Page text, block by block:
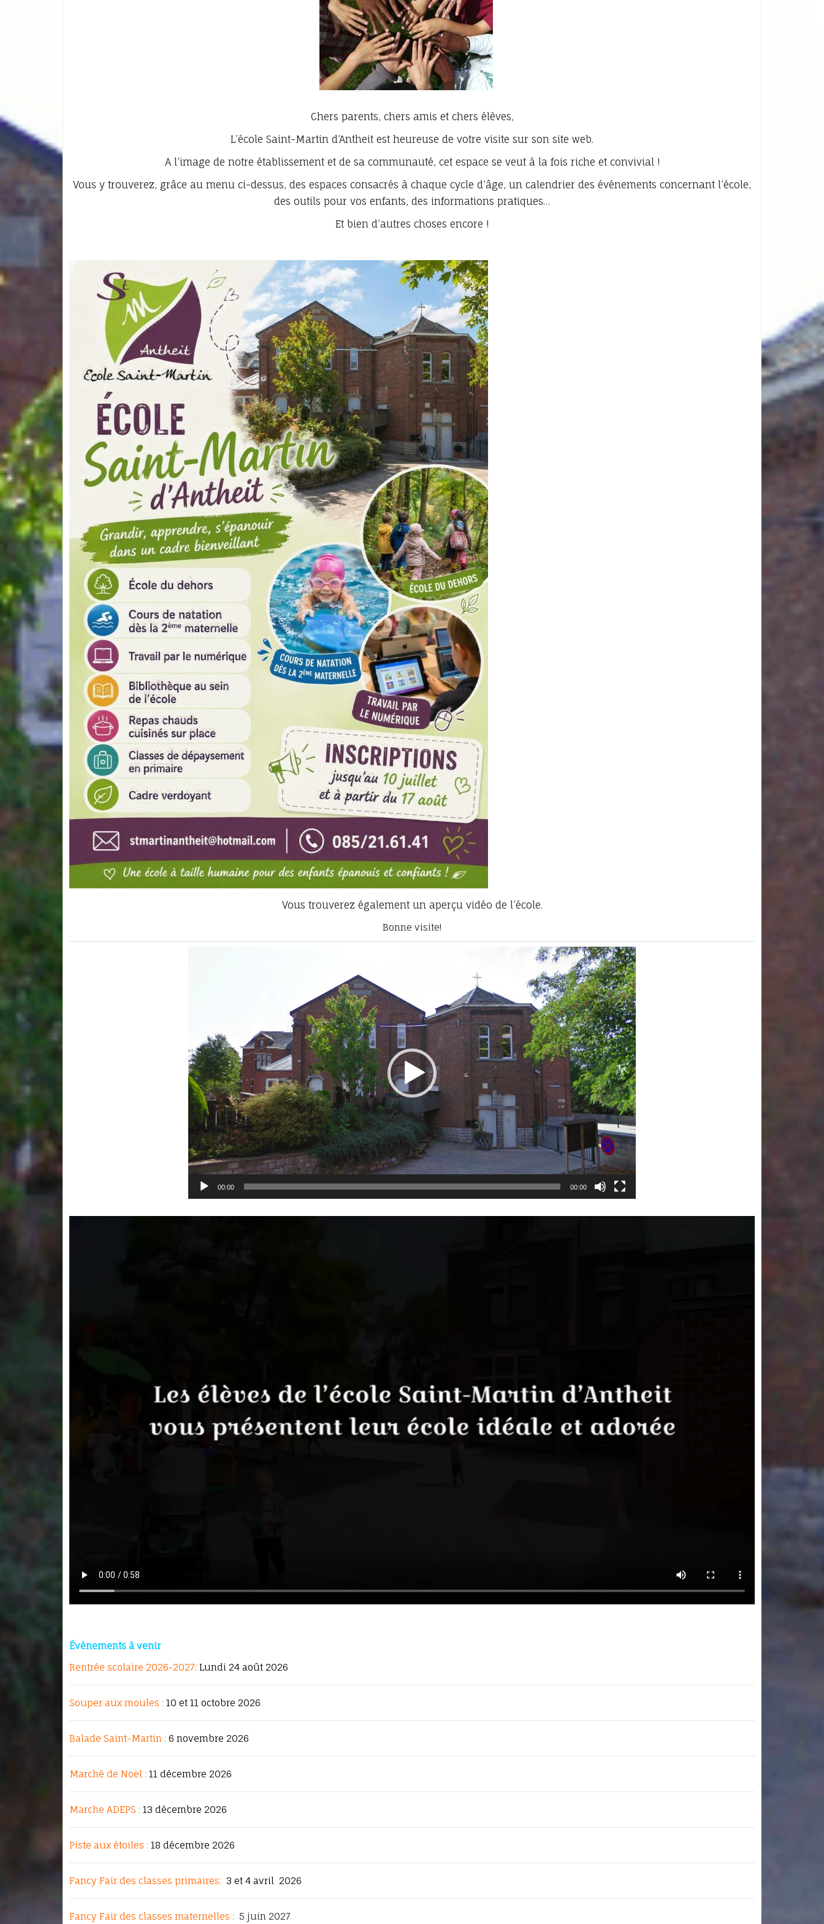
Chers parents, chers amis et chers élèves,
L’école Saint-Martin d’Antheit est heureuse de votre visite sur son site web.
A l’image de notre établissement et de sa communauté, cet espace se veut à la fois riche et convivial !
Vous y trouverez, grâce au menu ci-dessus, des espaces consacrés à chaque cycle d’âge, un calendrier des événements concernant l’école,
des outils pour vos enfants, des informations pratiques…
Et bien d’autres choses encore !
Vous trouverez également un aperçu vidéo de l’école.
Bonne visite!
00:00 00:00
Évènements à venir
Rentrée scolaire 2026-2027: Lundi 24 août 2026
Souper aux moules : 10 et 11 octobre 2026
Balade Saint-Martin : 6 novembre 2026
Marché de Noël : 11 décembre 2026
Marche ADEPS : 13 décembre 2026
Piste aux étoiles : 18 décembre 2026
Fancy Fair des classes primaires: 3 et 4 avril 2026
Fancy Fair des classes maternelles : 5 juin 2027